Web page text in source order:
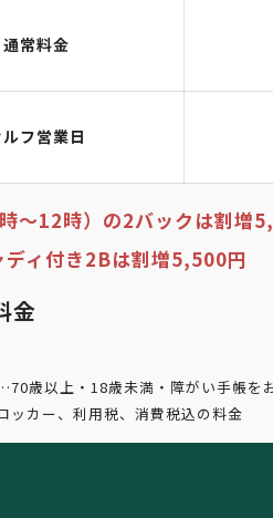
通常料金
フ営業日
～12時）の2バックは割増
ィ付き2Bは割増5,500円
金
歳以上・18歳未満・障がい手帳を
ッカー、利用税、消費税込の料金